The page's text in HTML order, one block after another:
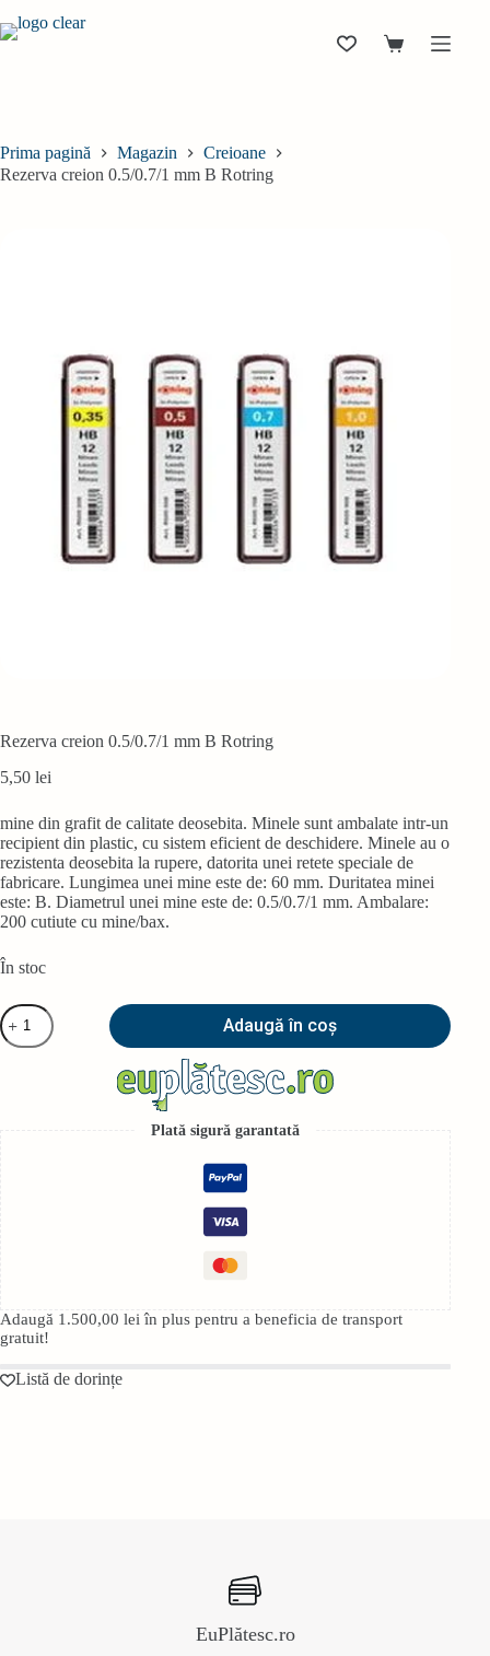
la
Coș
Prima pagină Magazin
Creioane
Rezerva creion 0.5/0.7/1 mm B Rotring
Rezerva creion 0.5/0.7/1 mm B Rotring
5,50 lei
mine din grafit de calitate deosebita. Minele sunt ambalate intr-un
recipient din plastic, cu sistem eficient de deschidere. Minele au o
rezistenta deosebita la rupere, datorita unei retete speciale de
fabricare. Lungimea unei mine este de: 60 mm. Duritatea minei
este: B. Diametrul unei mine este de: 0.5/0.7/1 mm. Ambalare:
200 cutiute cu mine/bax.
În stoc
Cantitate
Rezerva
creion
Adaugă în coș
Plată sigură garantată
Adaugă 1.500,00 lei în plus pentru a beneficia de transport
gratuit!
Listă de dorințe
EuPlătesc.ro